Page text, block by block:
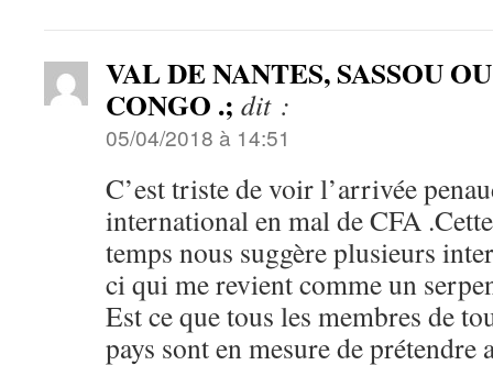
VAL DE NANTES, SASSOU
CONGO .; dit :
05/04/2018 à 14:51
C’est triste de voir l’arrivée
international en mal de CFA
temps nous suggère plusieurs
ci qui me revient comme un
Est ce que tous les membres de
pays sont en mesure de